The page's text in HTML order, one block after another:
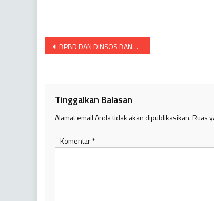
Navigasi
BPBD DAN DINSOS BANYUASIN SANTUNI KORBAN KEBAKARAN.
Tinggalkan Balasan
Alamat email Anda tidak akan dipublikasikan.Ruas
Komentar*